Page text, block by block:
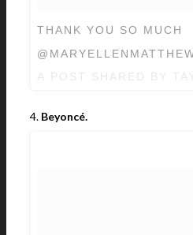
THANK YOU SO MUCH
4. Beyoncé.